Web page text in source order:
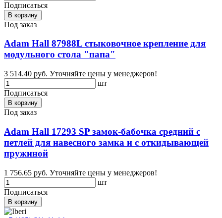
Подписаться
В корзину
Под заказ
Adam Hall 87988L стыковочное крепление для
модульного стола "папа"
3 514.40 руб. Уточняйте цены у менеджеров!
шт
Подписаться
В корзину
Под заказ
Adam Hall 17293 SP замок-бабочка средний с
петлей для навесного замка и с откидывающей
пружиной
1 756.65 руб. Уточняйте цены у менеджеров!
шт
Подписаться
В корзину